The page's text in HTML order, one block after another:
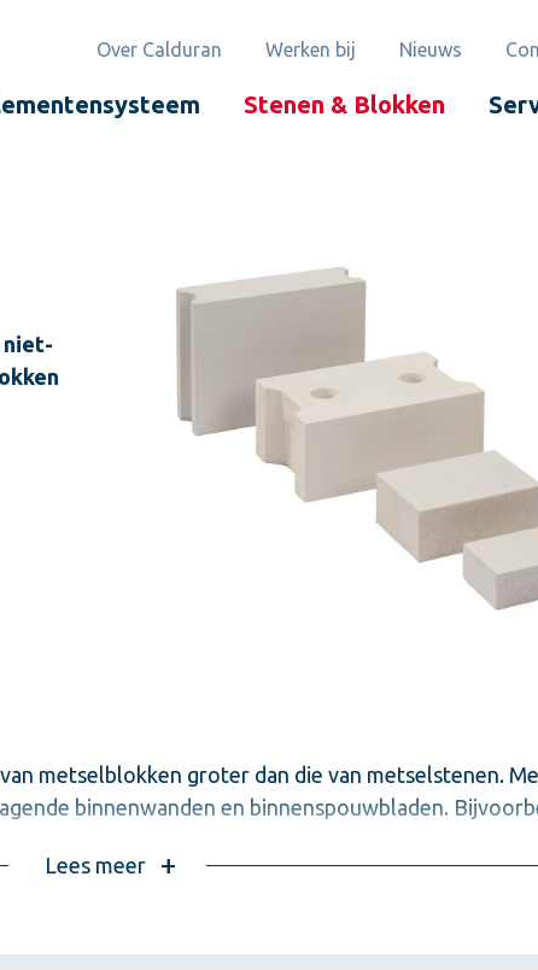
Over Calduran Werken bij Nieuws
Stenen & Blokken
niet-
metselblokken groter dan die van metselstenen.
binnenwanden en binnenspouwbladen.
Lees meer